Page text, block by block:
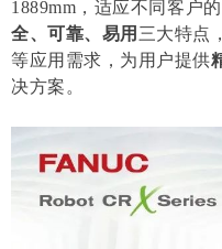
1889mm，适应不同客户
全、可靠、易用 三大特点
等应用需求，为用户提供
决方案。